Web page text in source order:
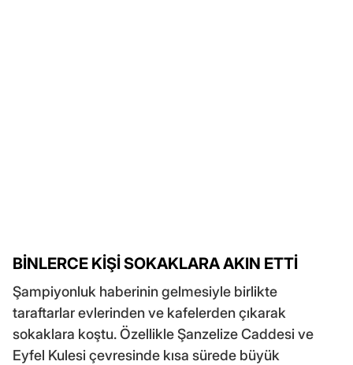
BİNLERCE KİŞİ SOKAKLARA AKIN ETTİ
Şampiyonluk haberinin gelmesiyle birlikte
taraftarlar evlerinden ve kafelerden çıkarak
sokaklara koştu. Özellikle Şanzelize Caddesi ve
Eyfel Kulesi çevresinde kısa sürede büyük